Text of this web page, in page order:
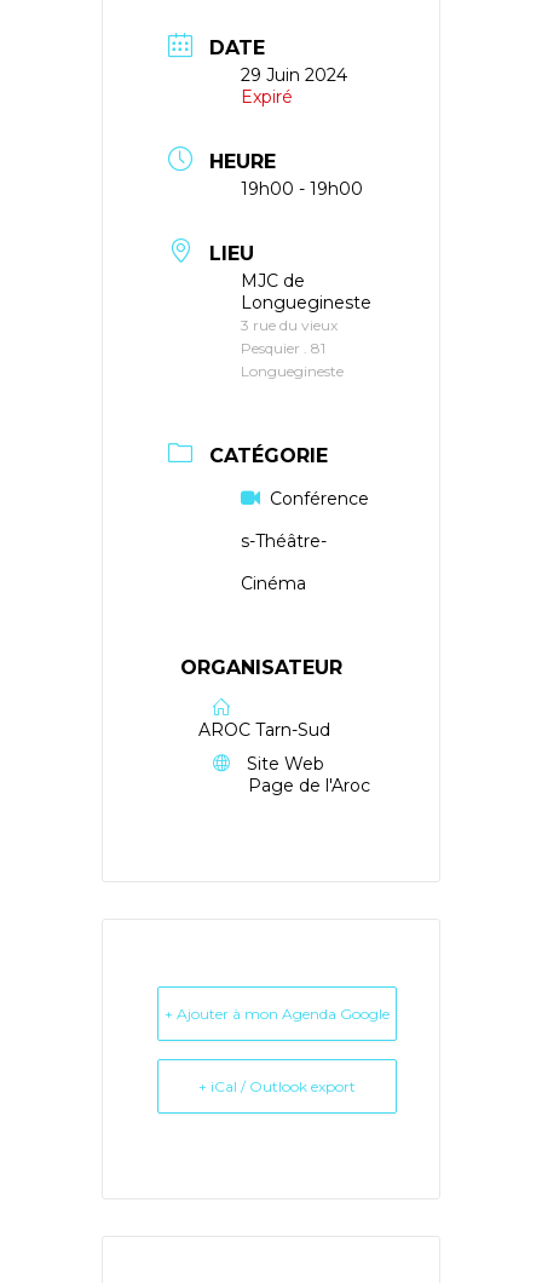
DATE
29 Juin 2024
Expiré
HEURE
19h00 - 19h00
LIEU
MJC de
Longuegineste
3 rue du vieux
Pesquier . 81
Longuegineste
CATÉGORIE
Conférence
s-Théâtre-
Cinéma
ORGANISATEUR
AROC Tarn-Sud
Site Web
Page de l'Aroc
+ Ajouter à mon Agenda Google
+ iCal / Outlook export